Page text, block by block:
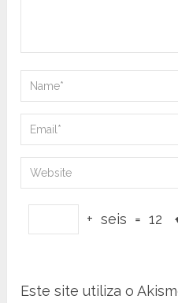
+ seis = 12
Este site utiliza o